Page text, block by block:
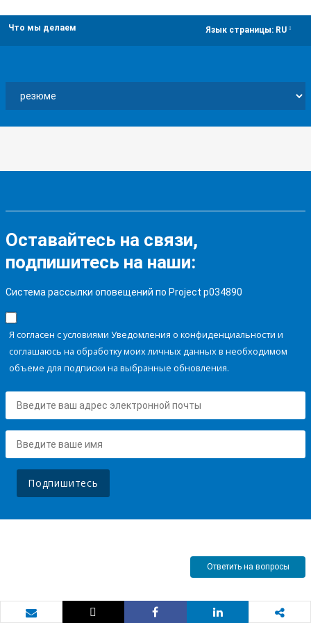
Что мы делаем Язык страницы: RU
Оставайтесь на связи,
подпишитесь на наши:
Система рассылки оповещений по Project p034890
Я согласен с условиями Уведомления о конфиденциальности и
соглашаюсь на обработку моих личных данных в необходимом
объеме для подписки на выбранные обновления.
Подпишитесь
Ответить на вопросы